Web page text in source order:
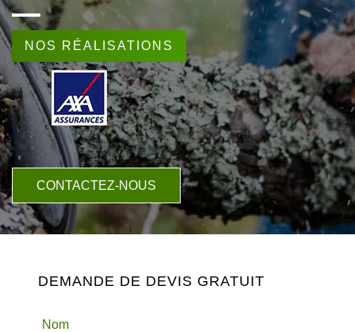
NOS RÉALISATIONS
CONTACTEZ-NOUS
DEMANDE DE DEVIS GRATUIT
Nom